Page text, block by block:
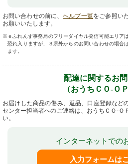
お問い合わせの前に、 ヘルプ一覧をご参照い
お願いいたします。
ｅふれんず事務局のフリーダイヤル発信可能エリア
恐れ入りますが、３県外からのお問い合わせの場合
ます。
配達に関するお
（おうちＣＯ-Ｏ
お届けした商品の傷み、返品、口座登録など
センター担当者へのご連絡は、おうちＣＯ-Ｏ
い。
インターネットでの
入力フォームは